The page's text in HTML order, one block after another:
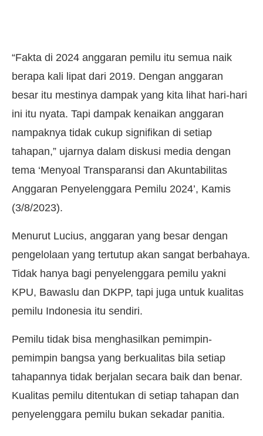
“Fakta di 2024 anggaran pemilu itu semua naik
berapa kali lipat dari 2019. Dengan anggaran
besar itu mestinya dampak yang kita lihat hari-hari
ini itu nyata. Tapi dampak kenaikan anggaran
nampaknya tidak cukup signifikan di setiap
tahapan,” ujarnya dalam diskusi media dengan
tema ‘Menyoal Transparansi dan Akuntabilitas
Anggaran Penyelenggara Pemilu 2024’, Kamis
(3/8/2023).
Menurut Lucius, anggaran yang besar dengan
pengelolaan yang tertutup akan sangat berbahaya.
Tidak hanya bagi penyelenggara pemilu yakni
KPU, Bawaslu dan DKPP, tapi juga untuk kualitas
pemilu Indonesia itu sendiri.
Pemilu tidak bisa menghasilkan pemimpin-
pemimpin bangsa yang berkualitas bila setiap
tahapannya tidak berjalan secara baik dan benar.
Kualitas pemilu ditentukan di setiap tahapan dan
penyelenggara pemilu bukan sekadar panitia.